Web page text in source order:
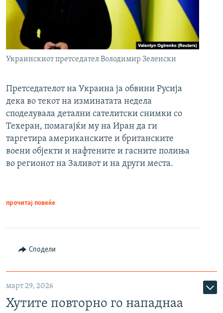
Украинскиот претседател Володимир Зеленски
Претседателот на Украина ја обвини Русија
дека во текот на изминатата недела
споделувала детални сателитски снимки со
Техеран, помагајќи му на Иран да ги
таргетира американските и британските
воени објекти и нафтените и гасните полиња
во регионот на Заливот и на други места.
прочитај повеќе
Сподели
март 29, 2026
Хутите повторно го нападнаа